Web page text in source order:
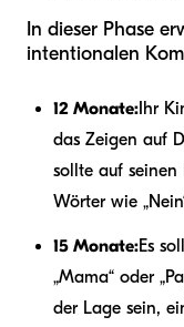
In dieser Phase
intentionalen
12 Monate: Ihr
das Zeigen auf
sollte auf
Wörter wie
15 Monate:Es
„Mama“ oder
der Lage sein,